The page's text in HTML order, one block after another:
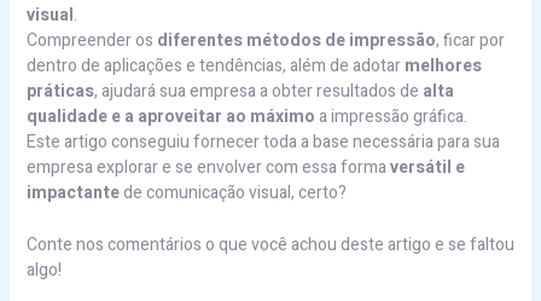
visual.
Compreender os diferentes métodos de impressão, ficar por
dentro de aplicações e tendências, além de adotarmelhores
práticas, ajudará sua empresa a obter resultados de alta
qualidade e a aproveitar ao máximo a impressão gráfica.
Este artigo conseguiu fornecer toda a base necessária para sua
empresa explorar e se envolver com essa formaversátil e
impactantede comunicação visual, certo?
Conte nos comentários o que você achou deste artigo e se faltou
algo!